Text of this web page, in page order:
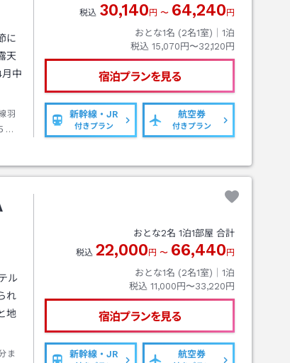
に
天
中
羽
税込 30,140 円 〜 64,240 円
おとな1名 (2名1室)｜ 1泊
税込 15,070円〜32,120円
宿泊プランを見る
新幹線・JR
付きプラン
航空券
付きプラン
ル
れ
地
ま
おとな2名 1泊1部屋 合計
税込 22,000 円 〜 66,440 円
おとな1名 (2名1室)｜ 1泊
税込 11,000円〜33,220円
宿泊プランを見る
新幹線・JR 航空券